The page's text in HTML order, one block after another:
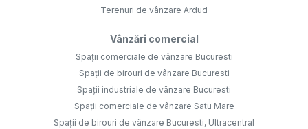
Terenuri de vânzare Ardud
Vânzări comercial
Spații comerciale de vânzare Bucuresti
Spații de birouri de vânzare Bucuresti
Spații industriale de vânzare Bucuresti
Spații comerciale de vânzare Satu Mare
Spații de birouri de vânzare Bucuresti, Ultracentral